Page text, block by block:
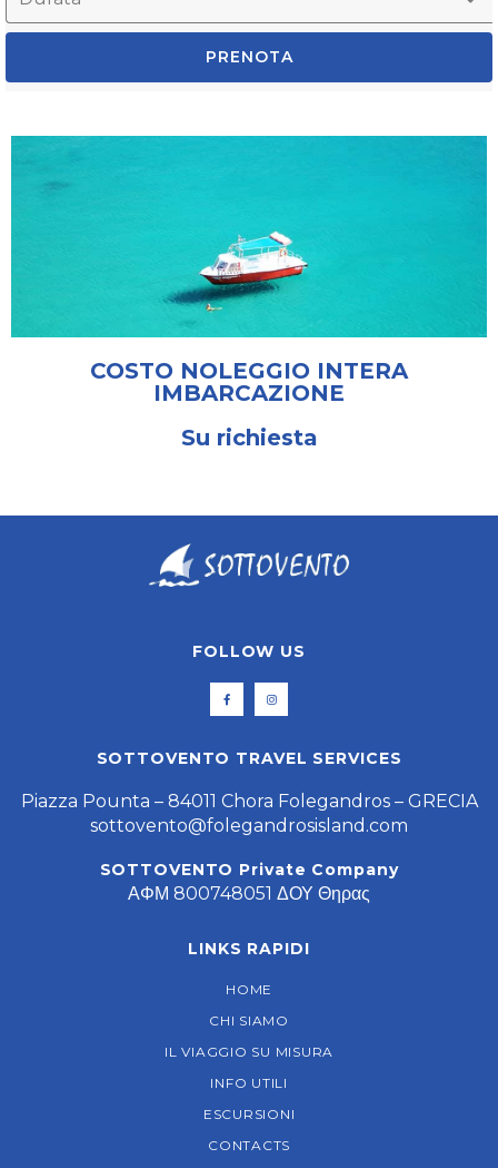
PRENOTA
COSTO NOLEGGIO INTERA
IMBARCAZIONE
Su richiesta
FOLLOW US
SOTTOVENTO TRAVEL SERVICES
Piazza Pounta – 84011 Chora Folegandros – GRECIA
sottovento@folegandrosisland.com
SOTTOVENTO Private Company
ΑΦΜ 800748051 ΔΟΥ Θηρας
LINKS RAPIDI
HOME
CHI SIAMO
IL VIAGGIO SU MISURA
INFO UTILI
ESCURSIONI
CONTACTS